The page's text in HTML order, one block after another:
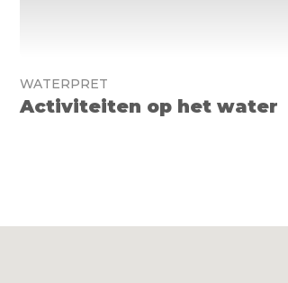
WATERPRET
Activiteiten op het water